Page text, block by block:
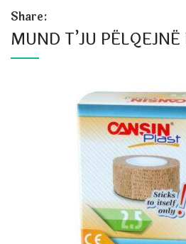
Share:
MUND T’JU